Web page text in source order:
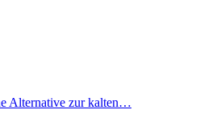
Alternative zur kalten…